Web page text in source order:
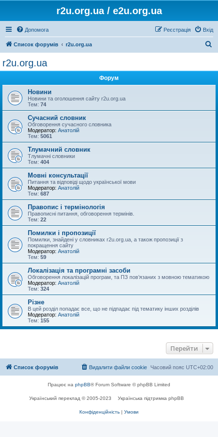
r2u.org.ua / e2u.org.ua
Допомога Вхід
Реєстрація
Список форумів r2u.org.ua
r2u.org.ua
Форум
Новини
Новини та оголошення сайту r2u.org.ua
Тем: 74
Сучасний словник
Обговорення сучасного словника
Модератор: Анатолій
Тем: 5061
Тлумачний словник
Тлумачні словники
Тем: 404
Мовні консультації
Питання та відповіді щодо української мови
Модератор: Анатолій
Тем: 687
Правопис і термінологія
Правописні питання, обговорення термінів.
Тем: 22
Помилки і пропозиції
Помилки, знайдені у словниках r2u.org.ua, а також пропозиції з
покращення сайту
Модератор: Анатолій
Тем: 59
Локалізація та програмні засоби
Обговорення локалізацій програм, та ПЗ пов’язаних з мовною тематикою
Модератор: Анатолій
Тем: 324
Різне
В цей розділ попадає все, що не підпадає під тематику інших розділів
Модератор: Анатолій
Тем: 155
Перейти
Список форумів Часовий пояс UTC+02:00
Видалити файли cookie
Працює на phpBB® Forum Software © phpBB Limited
Український переклад © 2005-2023 Українська підтримка phpBB
Конфіденційність | Умови